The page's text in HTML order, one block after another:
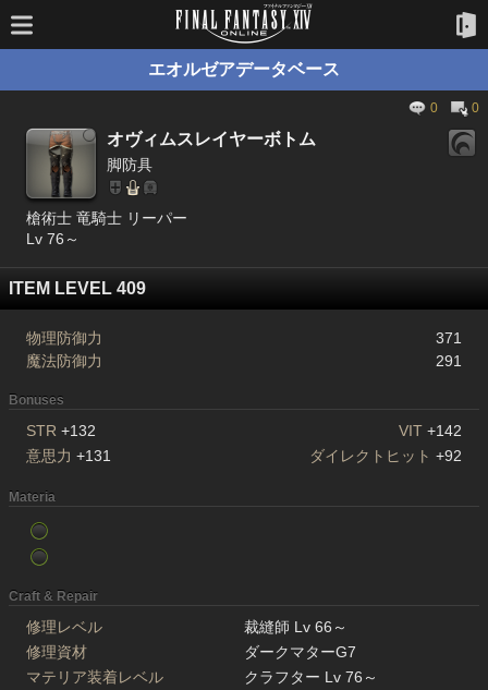
エオルゼアデータベース
0 0
オヴィムスレイヤーボトム
脚防具
槍術士 竜騎士 リーパー
Lv 76～
ITEM LEVEL 409
物理防御力
371
魔法防御力
291
Bonuses
STR +132 VIT +142
意思力 +131 ダイレクトヒット +92
Materia
Craft & Repair
修理レベル
裁縫師 Lv 66～
修理資材
ダークマターG7
マテリア装着レベル
クラフター Lv 76～